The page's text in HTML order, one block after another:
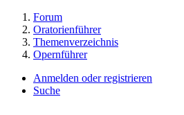
Forum
Oratorienführer
Themenverzeichnis
Opernführer
Anmelden oder registrieren
Suche